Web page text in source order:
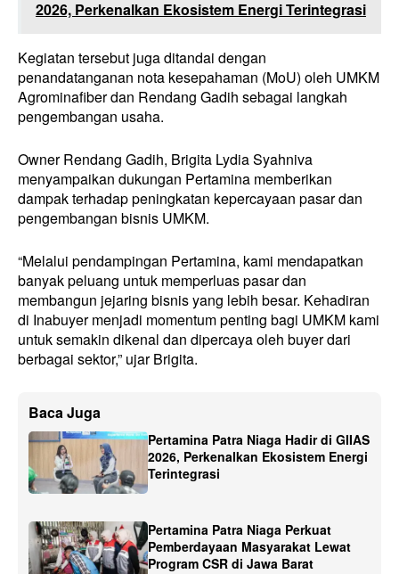
2026, Perkenalkan Ekosistem Energi Terintegrasi
Kegiatan tersebut juga ditandai dengan
penandatanganan nota kesepahaman (MoU) oleh UMKM
Agrominafiber dan Rendang Gadih sebagai langkah
pengembangan usaha.
Owner Rendang Gadih, Brigita Lydia Syahniva
menyampaikan dukungan Pertamina memberikan
dampak terhadap peningkatan kepercayaan pasar dan
pengembangan bisnis UMKM.
“Melalui pendampingan Pertamina, kami mendapatkan
banyak peluang untuk memperluas pasar dan
membangun jejaring bisnis yang lebih besar. Kehadiran
di Inabuyer menjadi momentum penting bagi UMKM kami
untuk semakin dikenal dan dipercaya oleh buyer dari
berbagai sektor,” ujar Brigita.
Baca Juga
Pertamina Patra Niaga Hadir di GIIAS
2026, Perkenalkan Ekosistem Energi
Terintegrasi
Pertamina Patra Niaga Perkuat
Pemberdayaan Masyarakat Lewat
Program CSR di Jawa Barat